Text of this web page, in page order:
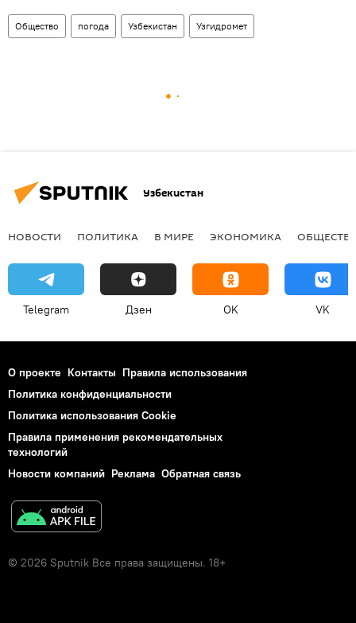
Общество погода Узбекистан Узгидромет
Узбекистан
НОВОСТИ ПОЛИТИКА В МИРЕ ЭКОНОМИКА
Telegram Дзен OK VK
О проекте Контакты Правила использования
Политика конфиденциальности
Политика использования Cookie
Правила применения рекомендательных
технологий
Новости компаний Реклама Обратная связь
© 2026 Sputnik Все права защищены. 18+